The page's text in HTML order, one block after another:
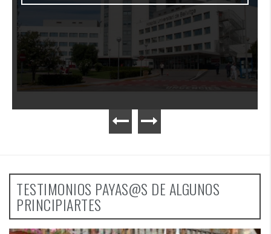
TESTIMONIOS PAYAS@S DE ALGUNOS
PRINCIPIARTES